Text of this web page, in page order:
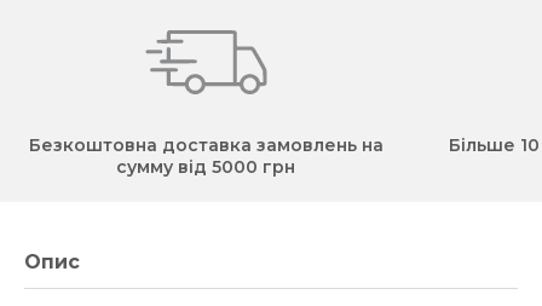
Безкоштовна доставка замовлень на
сумму від 5000 грн
Більше
Опис